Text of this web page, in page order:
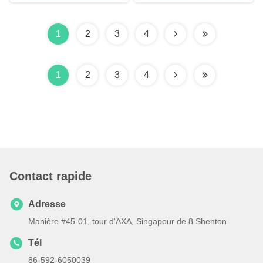
1 2 3 4
1 2 3 4
Contact rapide
Adresse
Manière #45-01, tour d'AXA, Singapour de 8 Shenton
Tél
86-592-6050039